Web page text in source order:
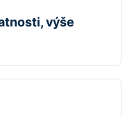
výše